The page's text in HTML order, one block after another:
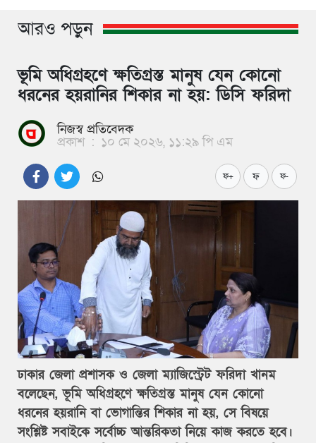
আরও পড়ুন
ভূমি অধিগ্রহণে ক্ষতিগ্রস্ত মানুষ যেন কোনো
ধরনের হয়রানির শিকার না হয়: ডিসি ফরিদা
নিজস্ব প্রতিবেদক
প্রকাশ : ১০ মে ২০২৬, ১১:২৯ পি এম
ফ+ ফ ফ-
ঢাকার জেলা প্রশাসক ও জেলা ম্যাজিস্ট্রেট ফরিদা খানম
বলেছেন, ভূমি অধিগ্রহণে ক্ষতিগ্রস্ত মানুষ যেন কোনো
ধরনের হয়রানি বা ভোগান্তির শিকার না হয়, সে বিষয়ে
সংশ্লিষ্ট সবাইকে সর্বোচ্চ আন্তরিকতা নিয়ে কাজ করতে হবে।